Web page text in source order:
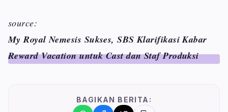
source:
My Royal Nemesis Sukses, SBS Klarifikasi Kabar
Reward Vacation untuk Cast dan Staf Produksi
BAGIKAN BERITA: